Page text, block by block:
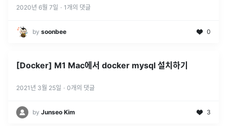
2020년 6월 7일 · 1 개의 댓글
by soonbee 0
[Docker] M1 Mac에서 docker mysql 설치하기
2021년 3월 25일 · 0개의 댓글
by Junseo Kim 3